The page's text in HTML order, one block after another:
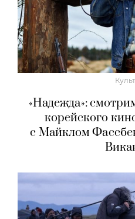
«Надежда»:
корейского
с Майклом